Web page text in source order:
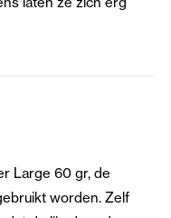
Large 60 gr, de
worden. Zelf